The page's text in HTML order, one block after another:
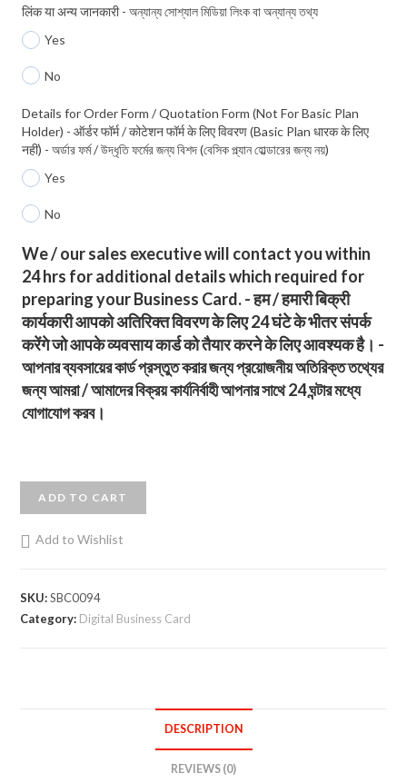
लिंक या अन्य जानकारी - অন্যান্য সোশ্যাল মিডিয়া লিংক বা অন্যান্য তথ্য
Yes
No
Details for Order Form / Quotation Form (Not For Basic Plan
Holder) - ऑर्डर फॉर्म / कोटेशन फॉर्म के लिए विवरण (Basic Plan धारक के लिए
नहीं) - অর্ডার ফর্ম / উদ্ধৃতি ফর্মের জন্য বিশদ (বেসিক প্ল্যান হোল্ডারের জন্য নয়)
Yes
No
We / our sales executive will contact you within
24 hrs for additional details which required for
preparing your Business Card. - हम / हमारी बिक्री
कार्यकारी आपको अतिरिक्त विवरण के लिए 24 घंटे के भीतर संपर्क
करेंगे जो आपके व्यवसाय कार्ड को तैयार करने के लिए आवश्यक है। -
আপনার ব্যবসায়ের কার্ড প্রস্তুত করার জন্য প্রয়োজনীয় অতিরিক্ত তথ্যের
জন্য আমরা / আমাদের বিক্রয় কার্যনির্বাহী আপনার সাথে 24 ঘন্টার মধ্যে
যোগাযোগ করব।
ADD TO CART
Add to Wishlist
SKU:SBC0094
Category: Digital Business Card
DESCRIPTION
REVIEWS (0)